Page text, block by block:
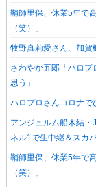
鞘師里保、休業5年で
（笑）」
牧野真莉愛さん、加賀
さわやか五郎「ハロプ
思う」
ハロプロさんコロナで
アンジュルム船木結
ネル1で生中継＆スカ
鞘師里保、休業5年で
（笑）」